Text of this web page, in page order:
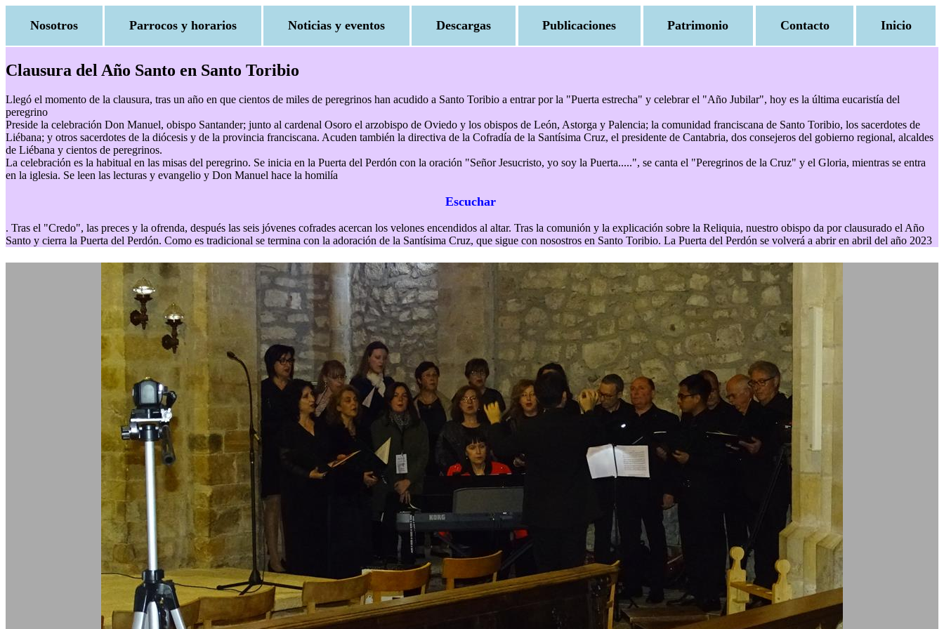
Nosotros Parrocos y horarios Noticias y eventos Descargas Publicaciones Patrimonio Contacto Inicio
Clausura del Año Santo en Santo Toribio
Llegó el momento de la clausura, tras un año en que cientos de miles de peregrinos han acudido a Santo Toribio a entrar por la "Puerta estrecha" y celebrar el "Año Jubilar", hoy es la última eucaristía del
peregrino
Preside la celebración Don Manuel, obispo Santander; junto al cardenal Osoro el arzobispo de Oviedo y los obispos de León, Astorga y Palencia; la comunidad franciscana de Santo Toribio, los sacerdotes de
Liébana; y otros sacerdotes de la diócesis y de la provincia franciscana. Acuden también la directiva de la Cofradía de la Santísima Cruz, el presidente de Cantabria, dos consejeros del gobierno regional, alcaldes
de Liébana y cientos de peregrinos.
La celebración es la habitual en las misas del peregrino. Se inicia en la Puerta del Perdón con la oración "Señor Jesucristo, yo soy la Puerta.....", se canta el "Peregrinos de la Cruz" y el Gloria, mientras se entra
en la iglesia. Se leen las lecturas y evangelio y Don Manuel hace la homilía
Escuchar
. Tras el "Credo", las preces y la ofrenda, después las seis jóvenes cofrades acercan los velones encendidos al altar. Tras la comunión y la explicación sobre la Reliquia, nuestro obispo da por clausurado el Año
Santo y cierra la Puerta del Perdón. Como es tradicional se termina con la adoración de la Santísima Cruz, que sigue con nosostros en Santo Toribio. La Puerta del Perdón se volverá a abrir en abril del año 2023